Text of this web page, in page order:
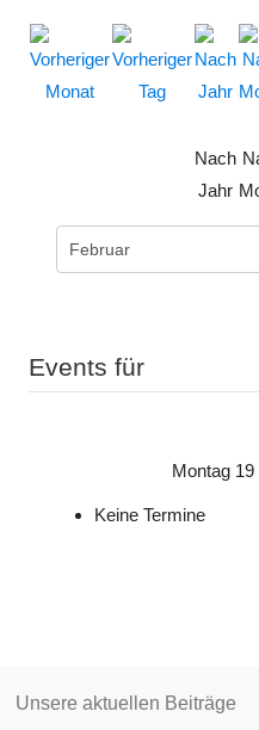
Nach
Jahr
Events für
Montag
Keine Termine
Unsere aktuellen Beiträge